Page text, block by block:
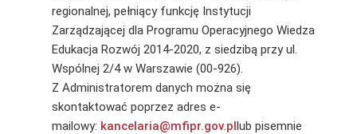
regionalnej, pełniący funkcję Instytucji
Zarządzającej dla Programu Operacyjnego Wiedza
Edukacja Rozwój 2014-2020, z siedzibą przy ul.
Wspólnej 2/4 w Warszawie (00-926).
Z Administratorem danych można się
skontaktować poprzez adres e-
mailowy: kancelaria@mfipr.gov.pllub pisemnie